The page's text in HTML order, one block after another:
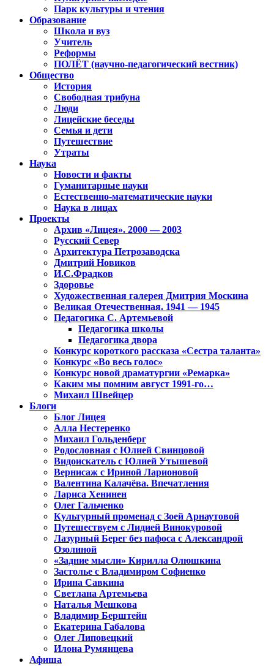
Парк культуры и чтения
Образование
Школа и вуз
Учитель
Реформы
ПОЛЁТ (научно-педагогический вестник)
Общество
История
Свободная трибуна
Люди
Лицейские беседы
Семья и дети
Путешествие
Утраты
Наука
Новости и факты
Гуманитарные науки
Естественно-математические науки
Наука в лицах
Проекты
Архив «Лицея». 2000 — 2003
Русский Север
Архитектура Петрозаводска
Дмитрий Новиков
И.С.Фрадков
Здоровье
Художественная галерея Дмитрия Москина
Великая Отечественная. 1941 — 1945
Педагогика С. Артемьевой
Педагогика школы
Педагогика двора
Конкурс короткого рассказа «Сестра таланта»
Конкурс «Во весь голос»
Конкурс новой драматургии «Ремарка»
Каким мы помним август 1991-го…
Михаил Швейцер
Блоги
Блог Лицея
Алла Нестеренко
Михаил Гольденберг
Родословная с Юлией Свинцовой
Видоискатель с Юлией Утышевой
Вернисаж с Ириной Ларионовой
Валентина Калачёва. Впечатления
Лариса Хенинен
Олег Гальченко
Культурный променад с Зоей Арнаутовой
Путешествуем с Лидией Винокуровой
Лазурный Берег без пафоса с Александрой
Озолиной
«Задние мысли» Кирилла Олюшкина
Застолье с Владимиром Софиенко
Ирина Савкина
Светлана Артемьева
Наталья Мешкова
Владимир Берштейн
Екатерина Габалова
Олег Липовецкий
Илона Румянцева
Афиша